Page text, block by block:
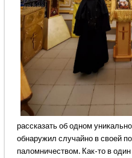
рассказать об одном
обнаружил случайно в своей
паломничеством. Как-то в